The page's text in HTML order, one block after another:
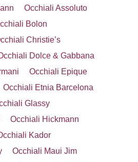
Occhiali Assoluto
Bolon
Christie’s
Dolce & Gabbana
Occhiali Epique
Occhiali Etnia Barcelona
Glassy
Occhiali Hickmann
Kador
Occhiali Maui Jim